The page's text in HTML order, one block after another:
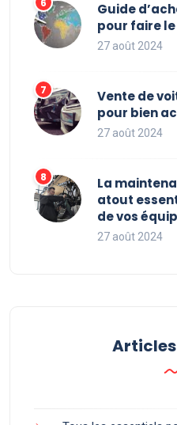
Guide
pour faire
27 août 2024
Vente de
pour bien
27 août 2024
La
atout
de vos
27 août 2024